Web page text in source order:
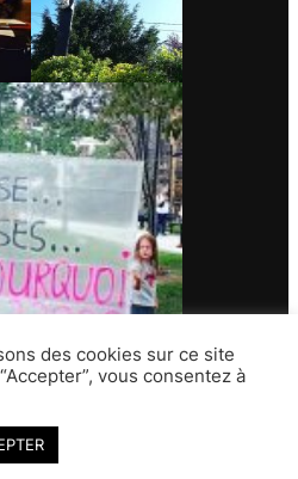
des cookies sur ce site
vous consentez à